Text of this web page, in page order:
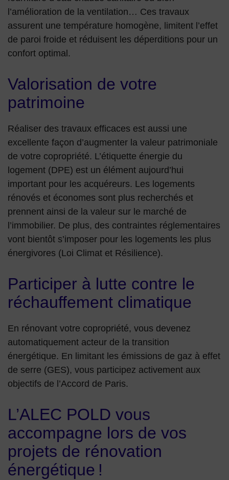
l’amélioration de la ventilation… Ces travaux
assurent une température homogène, limitent l’effet
de paroi froide et réduisent les déperditions pour un
confort optimal.
Valorisation de votre
patrimoine
Réaliser des travaux efficaces est aussi une
excellente façon d’augmenter la valeur patrimoniale
de votre copropriété. L’étiquette énergie du
logement (DPE) est un élément aujourd’hui
important pour les acquéreurs. Les logements
rénovés et économes sont plus recherchés et
prennent ainsi de la valeur sur le marché de
l’immobilier. De plus, des contraintes réglementaires
vont bientôt s’imposer pour les logements les plus
énergivores (Loi Climat et Résilience).
Participer à lutte contre le
réchauffement climatique
En rénovant votre copropriété, vous devenez
automatiquement acteur de la transition
énergétique. En limitant les émissions de gaz à effet
de serre (GES), vous participez activement aux
objectifs de l’Accord de Paris.
L’ALEC POLD vous
accompagne lors de vos
projets de rénovation
énergétique !